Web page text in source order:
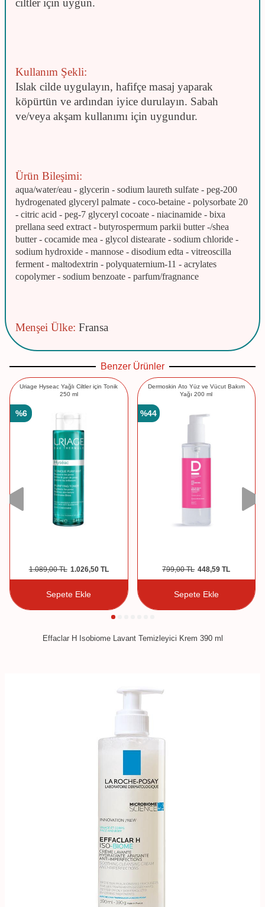
ciltler için uygun.
Kullanım Şekli:
Islak cilde uygulayın, hafifçe masaj yaparak
köpürtün ve ardından iyice durulayın. Sabah
ve/veya akşam kullanımı için uygundur.
Ürün Bileşimi:
aqua/water/eau - glycerin - sodium laureth sulfate - peg-200
hydrogenated glyceryl palmate - coco-betaine - polysorbate 20
- citric acid - peg-7 glyceryl cocoate - niacinamide - bixa
prellana seed extract - butyrospermum parkii butter -/shea
butter - cocamide mea - glycol distearate - sodium chloride -
sodium hydroxide - mannose - disodium edta - vitreoscilla
ferment - maltodextrin - polyquaternium-11 - acrylates
copolymer - sodium benzoate - parfum/fragnance
Menşei Ülke: Fransa
Benzer Ürünler
Uriage Hyseac Yağlı Ciltler için Tonik
250 ml
%6
1.089,00TL 1.026,50TL
Sepete Ekle
Dermoskin Ato Yüz ve Vücut Bakım
Yağı 200 ml
%44
799,00TL 448,59 TL
Sepete Ekle
Effaclar H Isobiome Lavant Temizleyici Krem 390 ml